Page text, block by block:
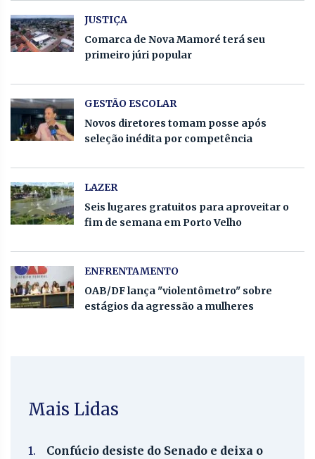
JUSTIÇA
Comarca de Nova Mamoré terá seu
primeiro júri popular
GESTÃO ESCOLAR
Novos diretores tomam posse após
seleção inédita por competência
LAZER
Seis lugares gratuitos para aproveitar o
fim de semana em Porto Velho
ENFRENTAMENTO
OAB/DF lança "violentômetro" sobre
estágios da agressão a mulheres
Mais Lidas
1.
Confúcio desiste do Senado e deixa o